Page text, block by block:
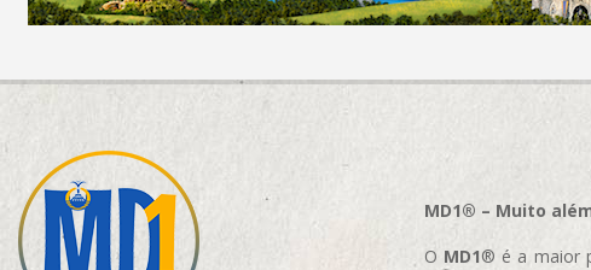
MD1® – Muito
O MD1® é a maior